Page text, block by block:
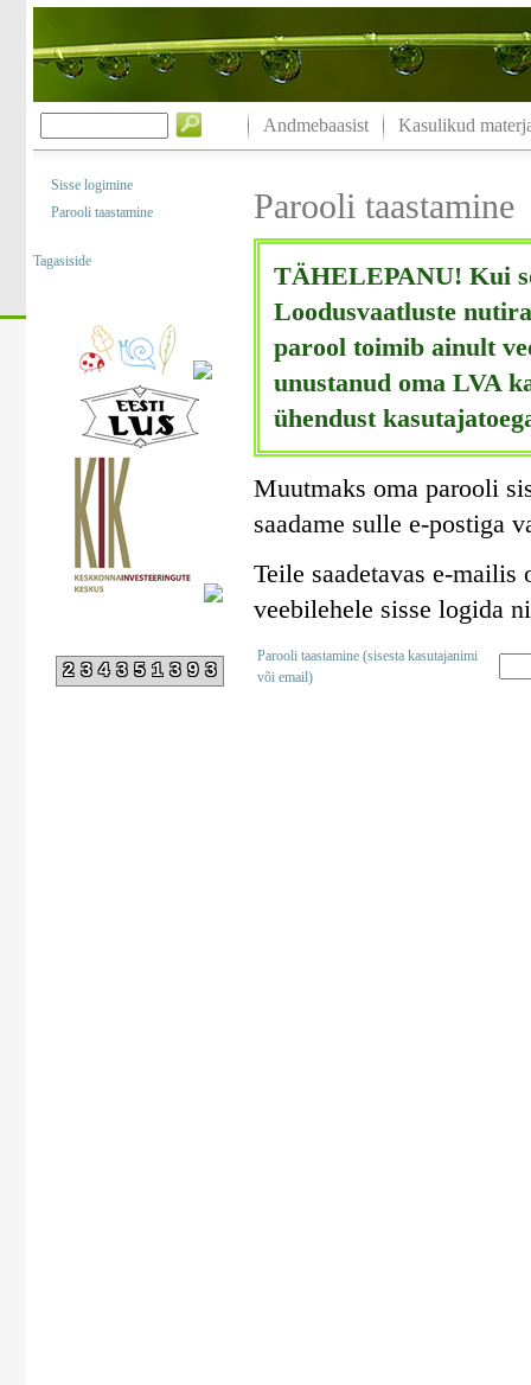
Andmebaasist Kasulikud
Sisse logimine
Parooli taastamine
Tagasiside
234351393
Parooli taastamine
TÄHELEPANU! Kui
Loodusvaatluste
parool toimib ainult
unustanud oma LVA
ühendust
Muutmaks oma parooli
saadame sulle e-postiga
Teile saadetavas e-
veebilehele sisse logida
Parooli taastamine (sisesta kasutajanimi
või email)